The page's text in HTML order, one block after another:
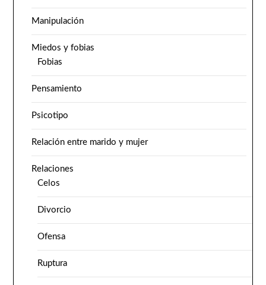
Manipulación
Miedos y fobias
Fobias
Pensamiento
Psicotipo
Relación entre marido y mujer
Relaciones
Celos
Divorcio
Ofensa
Ruptura